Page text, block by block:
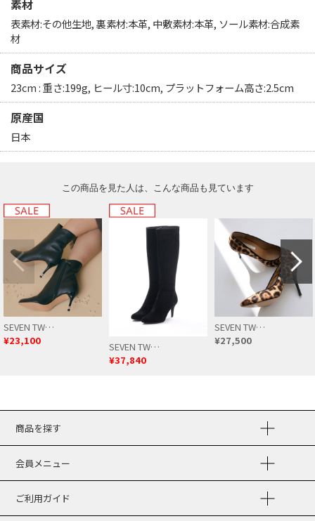
素材
表素材:その他生地, 裏素材:本革, 中敷素材:本革, ソール素材:合成素
材
商品サイズ
23cm : 重さ:199g, ヒール寸:10cm, プラットフォーム高さ:2.5cm
原産国
日本
この商品を見た人は、こんな商品も見ています
SEVEN TW…
¥23,100
SEVEN TW…
¥37,840
SEVEN TW…
¥27,500
商品を探す
会員メニュー
ご利用ガイド